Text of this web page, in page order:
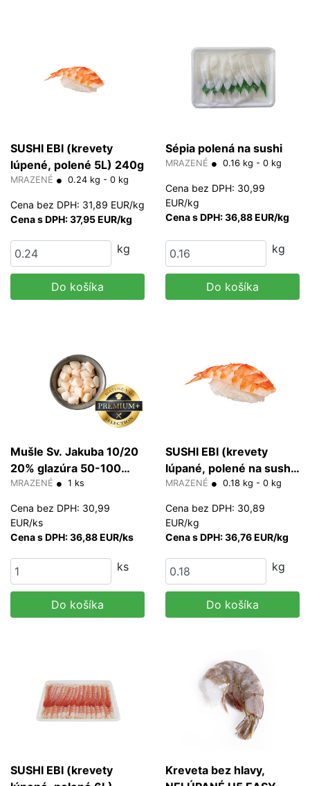
SUSHI EBI (krevety
lúpené, polené 5L) 240g
MRAZENÉ 0.24 kg - 0 kg
Cena bez DPH: 31,89 EUR/kg
Cena s DPH: 37,95 EUR/kg
kg
Do košíka
Sépia polená na sushi
MRAZENÉ 0.16 kg - 0 kg
Cena bez DPH: 30,99
EUR/kg
Cena s DPH: 36,88 EUR/kg
kg
Do košíka
Mušle Sv. Jakuba 10/20
20% glazúra 50-100
g/ks
MRAZENÉ 1 ks
Cena bez DPH: 30,99
EUR/ks
Cena s DPH: 36,88 EUR/ks
ks
Do košíka
SUSHI EBI (krevety
lúpané, polené na sushi;
3L) 180g
MRAZENÉ 0.18 kg - 0 kg
Cena bez DPH: 30,89
EUR/kg
Cena s DPH: 36,76 EUR/kg
kg
Do košíka
SUSHI EBI (krevety
Kreveta bez hlavy,